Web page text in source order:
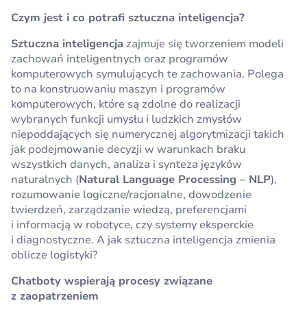
Czym jest i co potrafi sztuczna inteligencja?
Sztuczna inteligencja zajmuje się tworzeniem modeli
zachowań inteligentnych oraz programów
komputerowych symulujących te zachowania. Polega
to na konstruowaniu maszyn i programów
komputerowych, które są zdolne do realizacji
wybranych funkcji umysłu i ludzkich zmysłów
niepoddających się numerycznej algorytmizacji takich
jak podejmowanie decyzji w warunkach braku
wszystkich danych, analiza i synteza języków
naturalnych (Natural Language Processing – NLP),
rozumowanie logiczne/racjonalne, dowodzenie
twierdzeń, zarządzanie wiedzą, preferencjami
i informacją w robotyce, czy systemy eksperckie
i diagnostyczne. A jak sztuczna inteligencja zmienia
oblicze logistyki?
Chatboty wspierają procesy związane
z zaopatrzeniem